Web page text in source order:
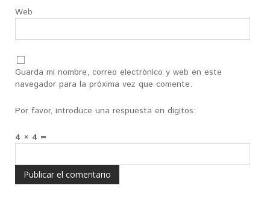
Web
Guarda mi nombre, correo electrónico y web en este
navegador para la próxima vez que comente.
Por favor, introduce una respuesta en dígitos:
4 × 4 =